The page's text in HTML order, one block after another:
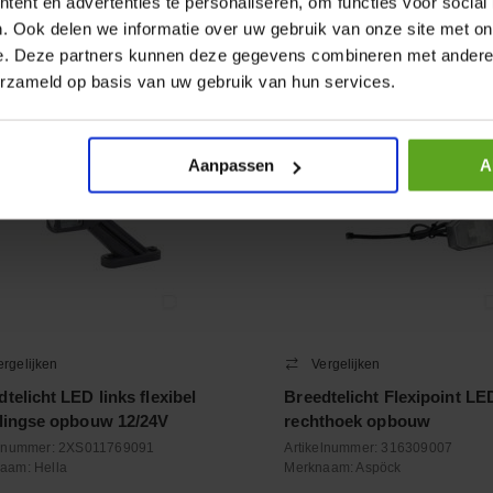
Ook delen we informatie over uw gebruik van onze site met
Deze partners kunnen deze gegevens combineren met
op basis van uw gebruik van hun services.
Aanpassen
Aantal +
voorraad
− Aantal
Controleer voorraad
LED links flexibel
opbouw 12/24V
2XS011769091
Hella
Vergelijken
Breedtelicht Flexipoint
rechthoek opbouw
Artikelnummer: 316309007
Merknaam:Aspöck